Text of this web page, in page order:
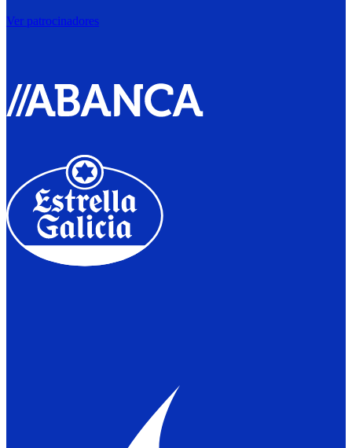
Ver patrocinadores